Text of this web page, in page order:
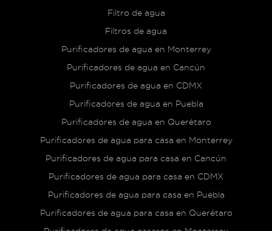
Filtro de agua
Filtros de agua
Purificadores de agua en Monterrey
Purificadores de agua en Cancún
Purificadores de agua en CDMX
Purificadores de agua en Puebla
Purificadores de agua en Querétaro
Purificadores de agua para casa en Monterrey
Purificadores de agua para casa en Cancún
Purificadores de agua para casa en CDMX
Purificadores de agua para casa en Puebla
Purificadores de agua para casa en Querétaro